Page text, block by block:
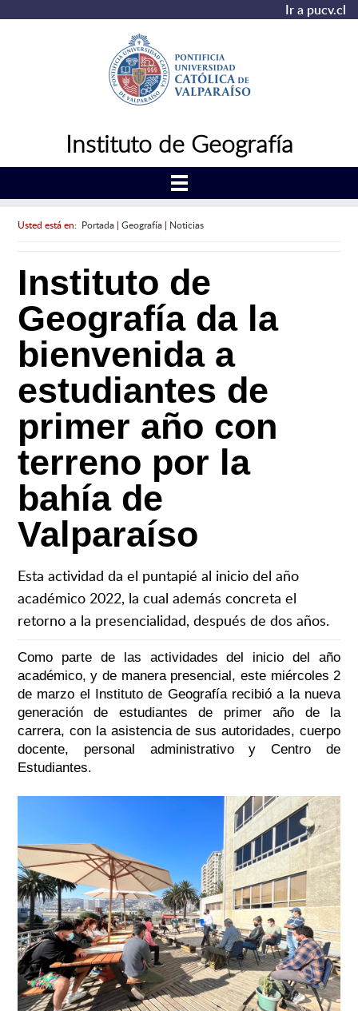
Ir a pucv.cl
Instituto de Geografía
Usted está en: Portada| Geografía| Noticias
Instituto de
Geografía da la
bienvenida a
estudiantes de
primer año con
terreno por la
bahía de
Valparaíso
Esta actividad da el puntapié al inicio del año
académico 2022, la cual además concreta el
retorno a la presencialidad, después de dos años.
Como parte de las actividades del inicio del año
académico, y de manera presencial, este miércoles 2
de marzo el Instituto de Geografía recibió a la nueva
generación de estudiantes de primer año de la
carrera, con la asistencia de sus autoridades, cuerpo
docente, personal administrativo y Centro de
Estudiantes.